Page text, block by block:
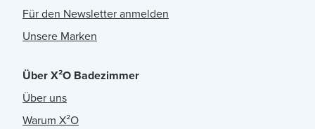
Für den Newsletter anmelden
Unsere Marken
Über X²O Badezimmer
Über uns
Warum X²O